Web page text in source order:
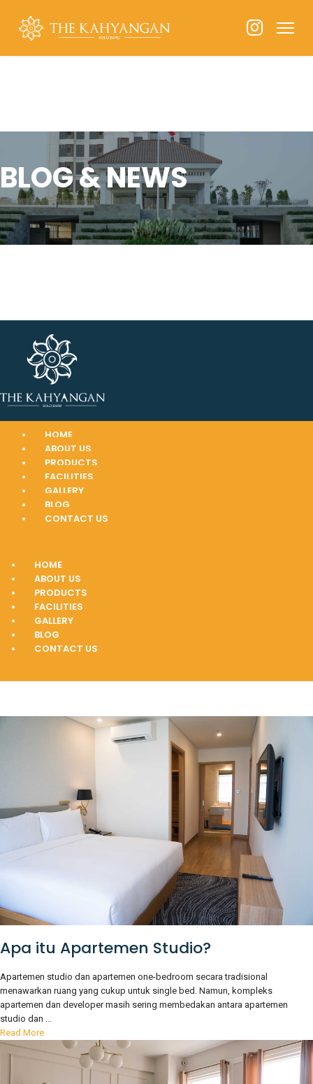
BLOG & NEWS
HOME
ABOUT US
PRODUCTS
FACILITIES
GALLERY
BLOG
CONTACT US
HOME
ABOUT US
PRODUCTS
FACILITIES
GALLERY
BLOG
CONTACT US
Apa itu Apartemen Studio?
Apartemen studio dan apartemen one-bedroom secara tradisional
menawarkan ruang yang cukup untuk single bed. Namun, kompleks
apartemen dan developer masih sering membedakan antara apartemen
studio dan ...
Read More